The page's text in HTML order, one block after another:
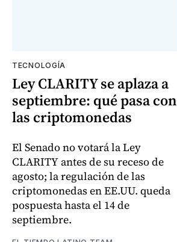
TECNOLOGÍA
Ley CLARITY se aplaza a
septiembre: qué pasa con
las criptomonedas
El Senado no votará la Ley
CLARITY antes de su receso de
agosto; la regulación de las
criptomonedas en EE.UU. queda
pospuesta hasta el 14 de
septiembre.